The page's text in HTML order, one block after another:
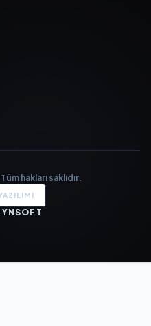
Tüm hakları saklıdır.